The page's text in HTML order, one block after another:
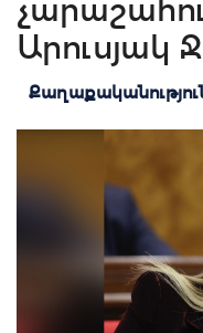
Արուսյակ